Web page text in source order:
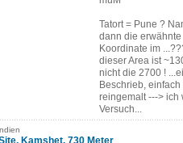
Tatort = Pune ?
dann die
Koordinate im
dieser Area ist
nicht die 2700 !
Beschrieb,
reingemalt ---> ich
Versuch...
Kamshet, 730 Meter